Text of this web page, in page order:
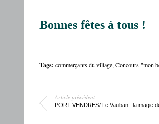
Bonnes fêtes à tous !
Tags: commerçants du village, Concours "mon
Article précédent
PORT-VENDRES/ Le Vauban : la magie